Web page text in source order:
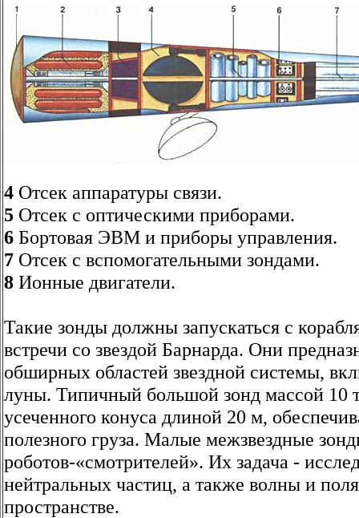
4 Отсек аппаратуры связи.
5 Отсек с оптическими приборами.
6 Бортовая ЭВМ и приборы управления.
7 Отсек с вспомогательными зондами.
8 Ионные двигатели.
Такие зонды должны запускаться с
встречи со звездой Барнарда. Они
обширных областей звездной системы,
луны. Типичный большой зонд массой 10
усеченного конуса длиной 20 м,
полезного груза. Малые межзвездные
роботов-«смотрителей». Их задача -
нейтральных частиц, а также волны и
пространстве.